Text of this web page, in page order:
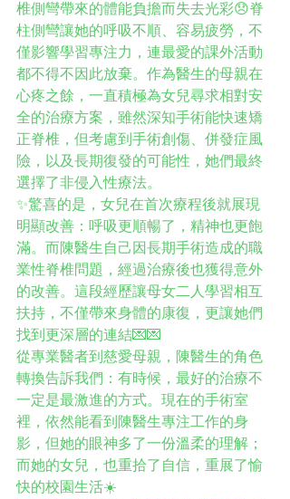
椎側彎帶來的體能負擔而失去光彩😞脊
柱側彎讓她的呼吸不順、容易疲勞，不
僅影響學習專注力，連最愛的課外活動
都不得不因此放棄。作為醫生的母親在
心疼之餘，一直積極為女兒尋求相對安
全的治療方案，雖然深知手術能快速矯
正脊椎，但考慮到手術創傷、併發症風
險，以及長期復發的可能性，她們最終
選擇了非侵入性療法。
✨驚喜的是，女兒在首次療程後就展現
明顯改善：呼吸更順暢了，精神也更飽
滿。而陳醫生自己因長期手術造成的職
業性脊椎問題，經過治療後也獲得意外
的改善。這段經歷讓母女二人學習相互
扶持，不僅帶來身體的康復，更讓她們
找到更深層的連結💌💌
從專業醫者到慈愛母親，陳醫生的角色
轉換告訴我們：有時候，最好的治療不
一定是最激進的方式。現在的手術室
裡，依然能看到陳醫生專注工作的身
影，但她的眼神多了一份溫柔的理解；
而她的女兒，也重拾了自信，重展了愉
快的校園生活☀️